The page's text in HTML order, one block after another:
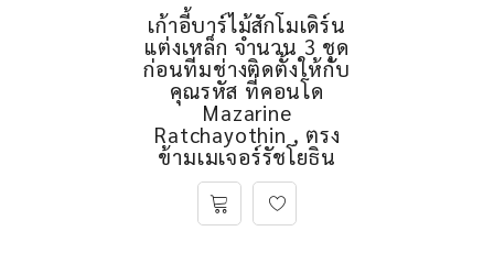
เก้าอี้บาร์ไม้สักโมเดิร์น
แต่งเหล็ก จำนวน 3 ชุด
ก่อนทีมช่างติดตั้งให้กับ
คุณรหัส ที่คอนโด
Mazarine
Ratchayothin , ตรง
ข้ามเมเจอร์รัชโยธิน